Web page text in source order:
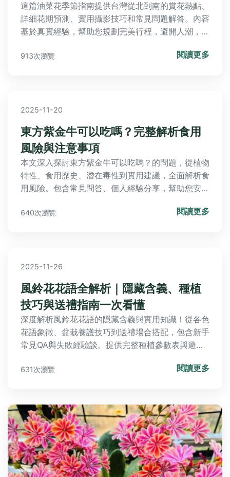
這篇油菜花季節指南提供台灣從北到南的賞花熱點、
詳細花期預測、實用攝影技巧和常見問題解答。內容
基於真實經驗，幫助您規劃完美行程，避開人潮，捕
路線等實用資訊，讓您輕鬆享受油菜花季節的魅力。
913次瀏覽 閱讀更多
2025-11-20
東方紫金牛可以吃嗎？完整解析食用
風險與注意事項
本文深入探討東方紫金牛可以吃嗎？的問題，從植物
特性、食用歷史、潛在毒性到實用建議，全面解析食
用風險。包含常見問答、個人經驗分享，幫助您安全
640次瀏覽 閱讀更多
2025-11-26
風鈴花花語全解析｜隱藏含義、種植
技巧與送禮指南一次看懂
深度解析風鈴花花語的隱藏含義與實用知識！從各色
花語象徵、盆栽養護技巧到送禮場合搭配，包含新手
常見QA與失敗經驗談。提供完整種植參數表與避雷
631次瀏覽 閱讀更多